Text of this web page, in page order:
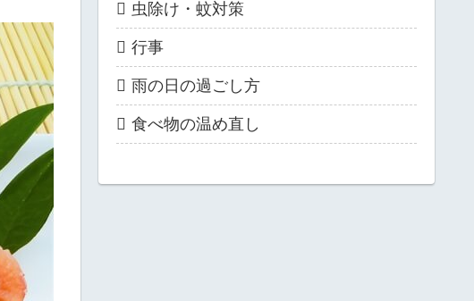
虫除け・蚊対策
行事
雨の日の過ごし方
食べ物の温め直し